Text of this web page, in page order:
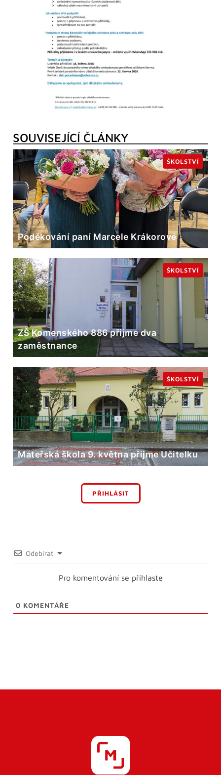
SOUVISEJÍCÍ ČLÁNKY
Poděkování paní Marcele Krákorové
ŠKOLSTVÍ
ZŠ Komenského 886 přijme dva
zaměstnance
ŠKOLSTVÍ
Mateřská škola 9. května přijme Učitelku
ŠKOLSTVÍ
PŘIHLÁSIT
Odebírat
Pro komentování se přihlaste
0 KOMENTÁŘE